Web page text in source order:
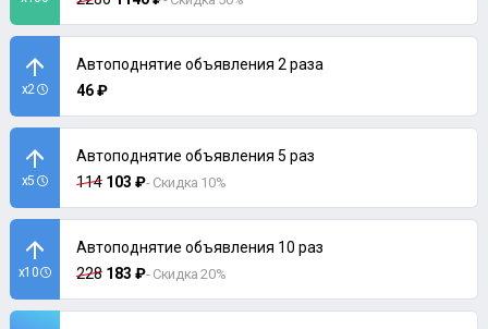
x2
Автоподнятие объявления 2 раза
46 ₽
x5
Автоподнятие объявления 5 раз
114 103 ₽- Скидка 10%
x10
Автоподнятие объявления 10 раз
228 183 ₽- Скидка 20%